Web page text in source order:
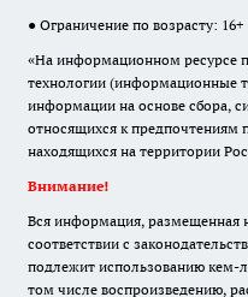
● Ограничение по возрасту: 16+
«На информационном ресурсе
технологии (информационные
информации на основе сбора,
относящихся к предпочтениям
находящихся на территории
Внимание!
Вся информация, размещенная
соответствии с
подлежит использованию кем-
том числе воспроизведению,